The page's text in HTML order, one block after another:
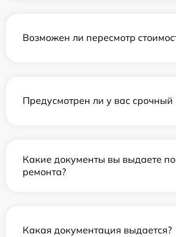
Возможен ли пересмотр
Предусмотрен ли у вас срочный
Какие документы вы выдаете
ремонта?
Какая документация выдается?